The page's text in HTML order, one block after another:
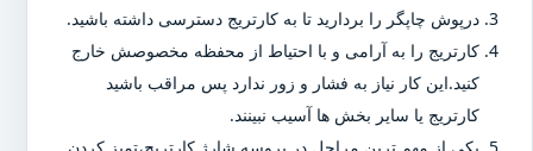
درپوش چاپگر را بردارید تا به کارتریج دسترسی داشته باشید.
کارتریج را به آرامی و با احتیاط از محفظه مخصوصش خارج
کنید.این کار نیاز به فشار و زور ندارد پس مراقب باشید
کارتریج یا سایر بخش ها آسیب نبینند.